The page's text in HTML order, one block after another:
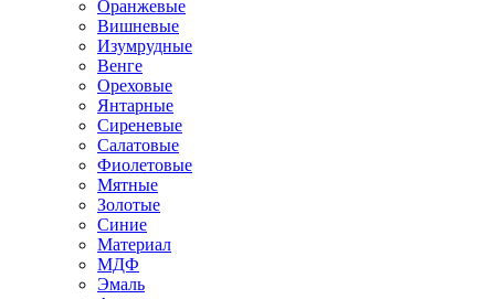
Оранжевые
Вишневые
Изумрудные
Венге
Ореховые
Янтарные
Сиреневые
Салатовые
Фиолетовые
Мятные
Золотые
Синие
Материал
МДФ
Эмаль